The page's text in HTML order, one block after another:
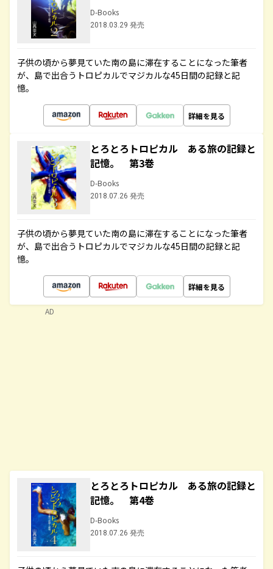
D-Books
2018.03.29 発売
子供の頃から夢見ていた南の島に滞在することになった筆者
が、島で出合うトロピカルでマジカルな45日間の記録と記
憶。
詳細を見る
とろとろトロピカル ある旅の記録と
記憶。 第3巻
D-Books
2018.07.26 発売
子供の頃から夢見ていた南の島に滞在することになった筆者
が、島で出合うトロピカルでマジカルな45日間の記録と記
憶。
詳細を見る
とろとろトロピカル ある旅の記録と
記憶。 第4巻
D-Books
2018.07.26 発売
AD